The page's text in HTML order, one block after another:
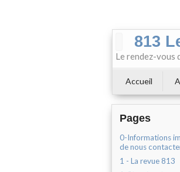
813
Le rendez-vous
Accueil
Pages
0-Informations
de nous
1 - La revue 813